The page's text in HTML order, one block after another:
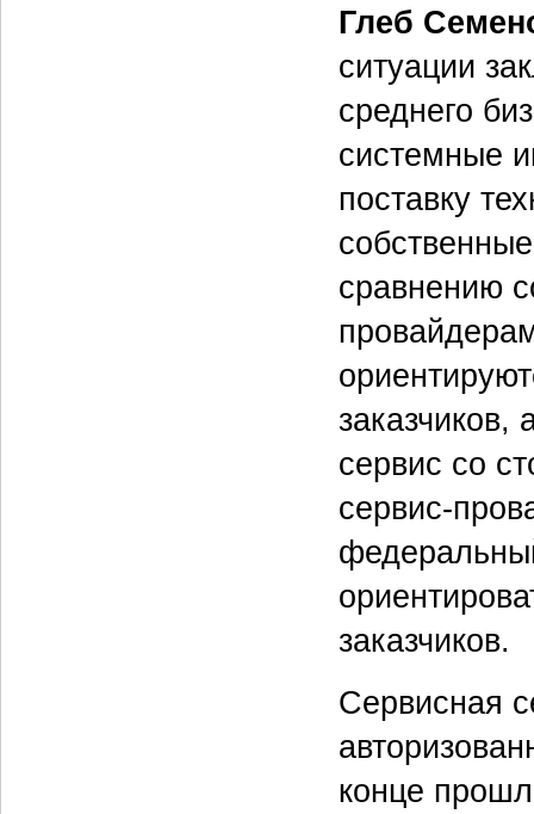
Глеб
ситуации
среднего
системные
поставку
сравнению
сервис со
сервис-
заказчиков.
Сервисная
конце